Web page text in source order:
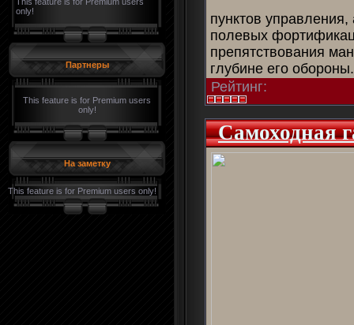
only!
Партнеры
This feature is for Premium users
only!
На заметку
This feature is for Premium users only!
пунктов
полевых
препятствования
глубине его
Рейтинг:
Самоходная